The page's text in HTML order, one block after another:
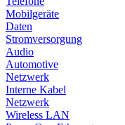
Mobilgeräte
Daten
Stromversorgung
Audio
Automotive
Netzwerk
Interne Kabel
Netzwerk
Wireless LAN